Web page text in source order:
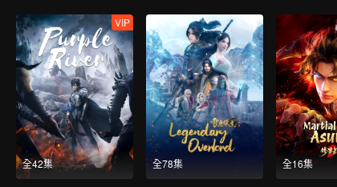
全42集
VIP
全78集 全16集